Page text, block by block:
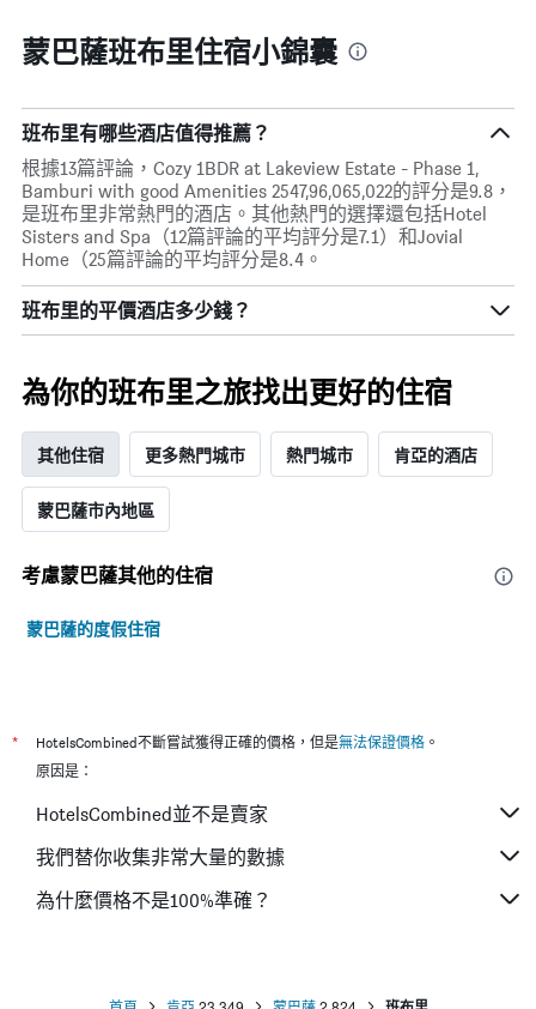
各
天
表
具
有
1
條
Y
軸，
顯
示
的
平
價
格
蒙巴薩班布里住宿小錦囊
班布里有哪些酒店值得推薦？
根據13篇評論，Cozy 1BDR at Lakeview Estate - Phase 1,
Bamburi with good Amenities 2547,96,065,022的評分是9.8，
是班布里非常熱門的酒店。其他熱門的選擇還包括Hotel
Sisters and Spa（12篇評論的平均評分是7.1）和Jovial
Home（25篇評論的平均評分是8.4。
班布里的平價酒店多少錢？
為你的班布里之旅找出更好的住宿
其他住宿 更多熱門城市 熱門城市 肯亞的酒店
蒙巴薩市內地區
考慮蒙巴薩​其他的住宿
蒙巴薩的度假住宿
* HotelsCombined不斷嘗試獲得正確的價格，但是無法保證價格 。
原因是：
HotelsCombined並不是賣家
我們替你收集非常大量的數據
為什麼價格不是100%準確？